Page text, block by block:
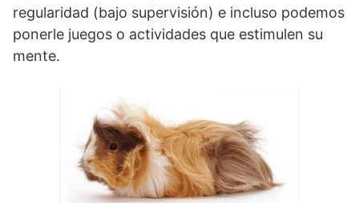
regularidad (bajo supervisión) e incluso podemos
ponerle juegos o actividades que estimulen su
mente.